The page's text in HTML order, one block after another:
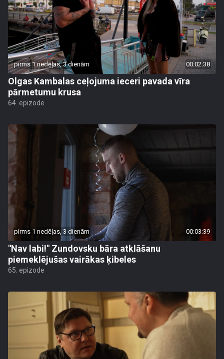
pirms 1 nedēļas, 3 dienām 00:02:38
Olgas Kambalas ceļojuma ieceri pavada vīra
pārmetumu krusa
64. epizode
pirms 1 nedēļas, 3 dienām 00:03:39
"Nav labi!" Zundovsku bāra atklāšanu
piemeklējušas vairākas ķibeles
65. epizode